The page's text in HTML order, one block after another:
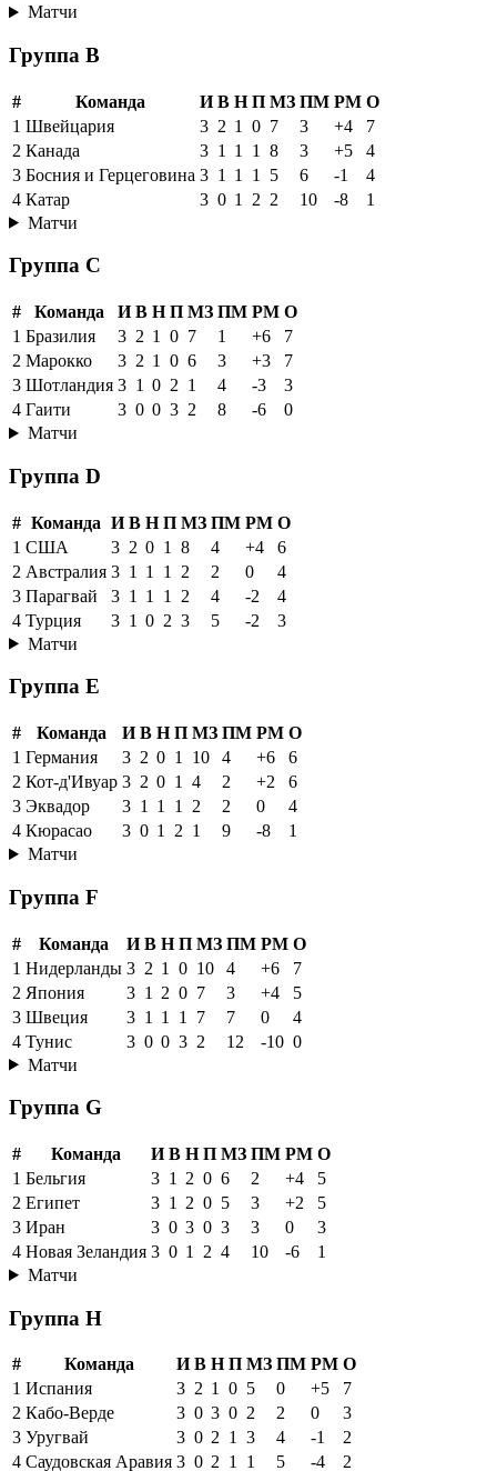
Матчи
Группа B
# Команда И В Н П МЗ ПМ РМ О
1 Швейцария 3 2 1 0 7 3 +4
7
2 Канада 3 1 1 1 8 3 +5
4
3 Босния и Герцеговина 3 1 1 1 5 6 -1
4
4 Катар 3 0 1 2 2 10 -8
1
Матчи
Группа C
# Команда И В Н П МЗ ПМ РМ О
1 Бразилия 3 2 1 0 7 1 +6
7
2 Марокко 3 2 1 0 6 3 +3
7
3 Шотландия 3 1 0 2 1 4 -3
3
4 Гаити 3 0 0 3 2 8 -6
0
Матчи
Группа D
# Команда И В Н П МЗ ПМ РМ О
1 США 3 2 0 1 8 4 +4
6
2 Австралия 3 1 1 1 2 2 0
4
3 Парагвай 3 1 1 1 2 4 -2
4
4 Турция 3 1 0 2 3 5 -2
3
Матчи
Группа E
# Команда И В Н П МЗ ПМ РМ О
1 Германия 3 2 0 1 10 4 +6
6
2 Кот-д'Ивуар 3 2 0 1 4 2 +2
6
3 Эквадор 3 1 1 1 2 2 0
4
4 Кюрасао 3 0 1 2 1 9 -8
1
Матчи
Группа F
# Команда И В Н П МЗ ПМ РМ О
1 Нидерланды 3 2 1 0 10 4 +6
7
2 Япония 3 1 2 0 7 3 +4
5
3 Швеция 3 1 1 1 7 7 0
4
4 Тунис 3 0 0 3 2 12 -10 0
Матчи
Группа G
# Команда И В Н П МЗ ПМ РМ О
1 Бельгия 3 1 2 0 6 2 +4
5
2 Египет 3 1 2 0 5 3 +2
5
3 Иран 3 0 3 0 3 3 0
3
4 Новая Зеландия 3 0 1 2 4 10 -6
1
Матчи
Группа H
# Команда И В Н П МЗ ПМ РМ О
1 Испания 3 2 1 0 5 0 +5
7
2 Кабо-Верде 3 0 3 0 2 2 0
3
3 Уругвай 3 0 2 1 3 4 -1
2
4 Саудовская Аравия 3 0 2 1 1 5 -4 2